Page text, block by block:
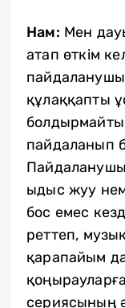
Нам: Мен
атап өткім
құлаққапты
пайдаланып
ыдыс жуу
бос емес
реттеп,
қарапайым
сериясының